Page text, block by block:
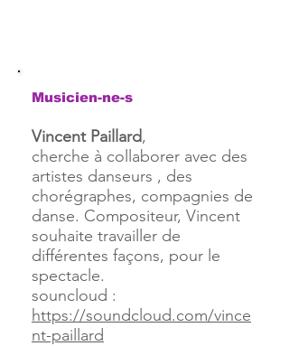
Musicien-ne-s
Vincent Paillard,
cherche à collaborer avec des
artistes danseurs , des
chorégraphes, compagnies de
danse. Compositeur, Vincent
souhaite travailler de
différentes façons, pour le
spectacle.
souncloud :
https://soundcloud.com/vince
nt-paillard